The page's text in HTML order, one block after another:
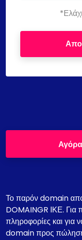
Το παρόν domain
DOMAINGR ΙΚΕ. Για
πληροφορίες και για
domain προς πώληση